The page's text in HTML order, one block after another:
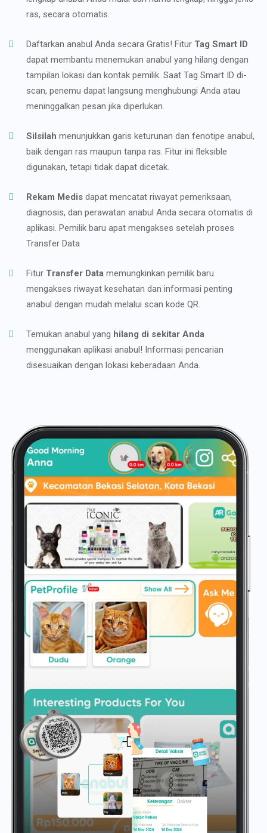
ras, secara otomatis.
Daftarkan anabul Anda secara Gratis! Fitur Tag Smart ID
dapat membantu menemukan anabul yang hilang dengan
tampilan lokasi dan kontak pemilik. Saat Tag Smart ID di-
scan, penemu dapat langsung menghubungi Anda atau
meninggalkan pesan jika diperlukan.
Silsilah menunjukkan garis keturunan dan fenotipe anabul,
baik dengan ras maupun tanpa ras. Fitur ini fleksible
digunakan, tetapi tidak dapat dicetak.
Rekam Medis dapat mencatat riwayat pemeriksaan,
diagnosis, dan perawatan anabul Anda secara otomatis di
aplikasi. Pemilik baru apat mengakses setelah proses
Transfer Data
Fitur Transfer Data memungkinkan pemilik baru
mengakses riwayat kesehatan dan informasi penting
anabul dengan mudah melalui scan kode QR.
Temukan anabul yang hilang di sekitar Anda
menggunakan aplikasi anabul! Informasi pencarian
disesuaikan dengan lokasi keberadaan Anda.